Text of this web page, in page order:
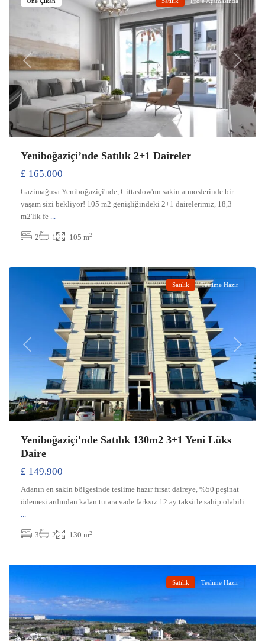
Previous Next
Yeniboğaziçi’nde Satılık 2+1 Daireler
£ 165.000
Gazimağusa Yeniboğaziçi'nde, Cittaslow'un sakin atmosferinde bir
yaşam sizi bekliyor! 105 m2 genişliğindeki 2+1 dairelerimiz, 18,3
m2'lik fe ...
2 1 105 m2
Yeniboğaziçi,
Previous Next
Satılık Teslime Hazır
Yeniboğaziçi'nde Satılık 130m2 3+1 Yeni Lüks
Daire
£ 149.900
Adanın en sakin bölgesinde teslime hazır fırsat daireye, %50 peşinat
ödemesi ardından kalan tutara vade farksız 12 ay taksitle sahip olabili
...
3 2 130 m2
Yeniboğaziçi,
Satılık Teslime Hazır